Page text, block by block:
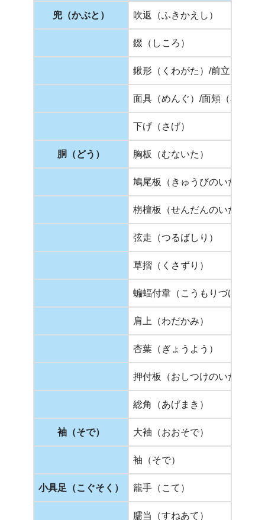
兜（かぶと） 吹返（ふきかえし）
錣（しころ）
鍬形（くわがた）/前立（まえ
面具（めんぐ）/面頬（めんぽ
下げ（さげ）
胴（どう） 胸板（むないた）
鳩尾板（きゅうびのいた）
栴檀板（せんだんのいた）
弦走（つるばしり）
草摺（くさずり）
蝙蝠付韋（こうもりづけのか
肩上（わだかみ）
杏葉（ぎょうよう）
押付板（おしつけのいた）
総角（あげまき）
袖（そで） 大袖（おおそで）
袖（そで）
小具足（こぐそく） 籠手（こて）
臑当（すねあて）